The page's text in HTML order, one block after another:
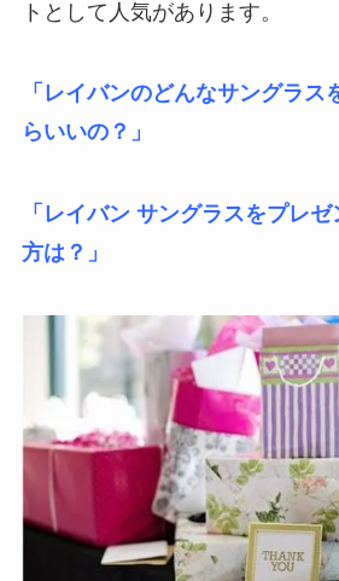
トとして人気があります。
「レイバンのどんなサングラス
らいいの？」
「レイバン サングラスをプレ
方は？」